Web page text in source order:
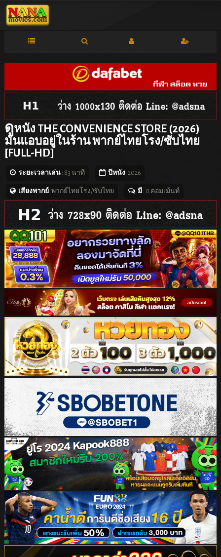
ดูหนัง THE CONVENIENCE STORE (2026)
มันแอบอยู่ในร้าน พากย์ไทยโรง/ซับไทย
[FULL-HD]
ระยะเวลาเล่น: 83 นาที ปีหนัง: 2026
เสียงพากย์: พากย์ไทยโรง/ซับไทย มี : 0 คอมเม้นท์